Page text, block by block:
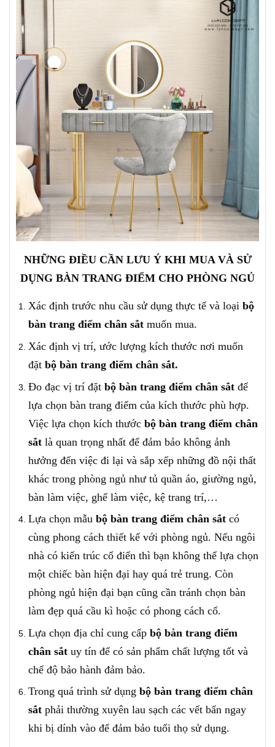
NHỮNG ĐIỀU CẦN LƯU Ý KHI MUA VÀ SỬ
DỤNG BÀN TRANG ĐIỂM CHO PHÒNG NGỦ
Xác định trước nhu cầu sử dụng thực tế và loại bộ
bàn trang điểm chân sắt muốn mua.
Xác định vị trí, ước lượng kích thước nơi muốn
đặt bộ bàn trang điểm chân sắt.
Đo đạc vị trí đặt bộ bàn trang điểm chân sắt để
lựa chọn bàn trang điểm của kích thước phù hợp.
Việc lựa chọn kích thước bộ bàn trang điểm chân
sắt là quan trọng nhất để đảm bảo không ảnh
hưởng đến việc đi lại và sắp xếp những đồ nội thất
khác trong phòng ngủ như tủ quần áo, giường ngủ,
bàn làm việc, ghế làm việc, kệ trang trí,…
Lựa chọn mẫu bộ bàn trang điểm chân sắt có
cùng phong cách thiết kế với phòng ngủ. Nếu ngôi
nhà có kiến trúc cổ điển thì bạn không thể lựa chọn
một chiếc bàn hiện đại hay quá trẻ trung. Còn
phòng ngủ hiện đại bạn cũng cần tránh chọn bàn
làm đẹp quá cầu kì hoặc có phong cách cổ.
Lựa chọn địa chỉ cung cấp bộ bàn trang điểm
chân sắt uy tín để có sản phẩm chất lượng tốt và
chế độ bảo hành đảm bảo.
Trong quá trình sử dụng bộ bàn trang điểm chân
sắt phải thường xuyên lau sạch các vết bẩn ngay
khi bị dính vào để đảm bảo tuổi thọ sử dụng.